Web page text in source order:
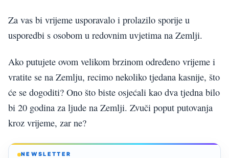
Za vas bi vrijeme usporavalo i prolazilo sporije u
usporedbi s osobom u redovnim uvjetima na Zemlji.
Ako putujete ovom velikom brzinom određeno vrijeme i
vratite se na Zemlju, recimo nekoliko tjedana kasnije, što
će se dogoditi? Ono što biste osjećali kao dva tjedna bilo
bi 20 godina za ljude na Zemlji. Zvuči poput putovanja
kroz vrijeme, zar ne?
NEWSLETTER